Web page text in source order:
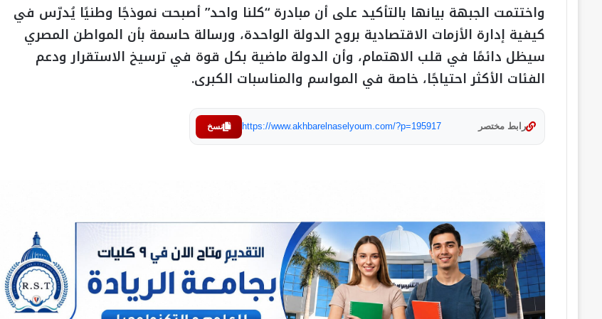
واختتمت الجبهة بيانها بالتأكيد على أن مبادرة “كلنا واحد” أصبحت نموذجًا وطنيًا يُدرّس في
كيفية إدارة الأزمات الاقتصادية بروح الدولة الواحدة، ورسالة حاسمة بأن المواطن المصري
سيظل دائمًا في قلب الاهتمام، وأن الدولة ماضية بكل قوة في ترسيخ الاستقرار ودعم
الفئات الأكثر احتياجًا، خاصة في المواسم والمناسبات الكبرى.
رابط مختصر https://www.akhbarelnaselyoum.com/?p=195917 نسخ
هيثم طواله يكشف رسائل زيارة محمد بن زايد
إلي مصر